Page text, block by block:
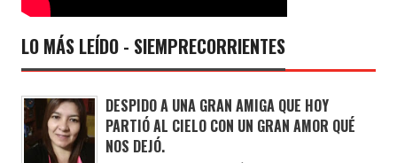
LO MÁS LEÍDO - SIEMPRECORRIENTES
DESPIDO A UNA GRAN AMIGA QUE HOY
PARTIÓ AL CIELO CON UN GRAN AMOR QUÉ
NOS DEJÓ.